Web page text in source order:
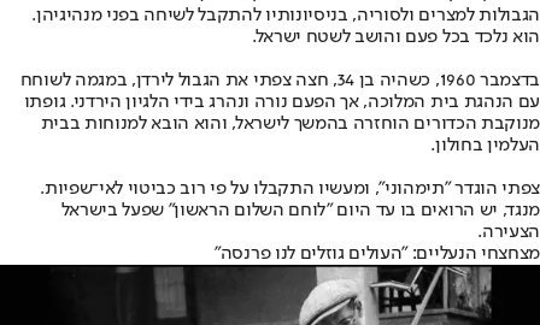
הגבולות למצרים ולסוריה, בניסיונותיו להתקבל לשיחה בפני מנהיגיהן.
הוא נלכד בכל פעם והושב לשטח ישראל.
בדצמבר 1960, כשהיה בן 34, חצה צפתי את הגבול לירדן, במגמה לשוחח
עם הנהגת בית המלוכה, אך הפעם נורה ונהרג בידי הלגיון הירדני. גופתו
מנוקבת הכדורים הוחזרה בהמשך לישראל, והוא הובא למנוחות בבית
העלמין בחולון.
צפתי הוגדר "תימהוני", ומעשיו התקבלו על פי רוב כביטוי לאי־שפיות.
מנגד, יש הרואים בו עד היום "לוחם השלום הראשון" שפעל בישראל
הצעירה.
מצחצחי הנעליים: "העולים גוזלים לנו פרנסה"